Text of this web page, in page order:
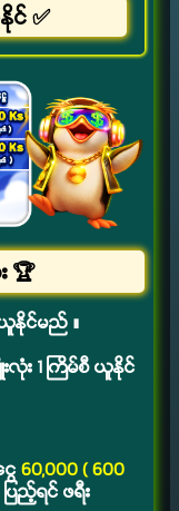
✅
🏆
ယူႏိုင္မည္ ။
း 1 ႀကိမ္စီ ယူႏိုင္
ြ60,000 ( 600
ျပည့္ရင္ ဖရီး